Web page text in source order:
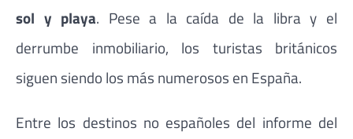
sol y playa. Pese a la caída de la libra y el
derrumbe inmobiliario, los turistas británicos
siguen siendo los más numerosos en España.
Entre los destinos no españoles del informe del